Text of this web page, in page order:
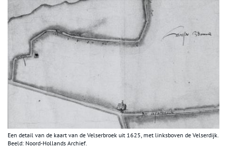
Een detail van de kaart van de Velserbroek uit 1625, met linksboven de Velserdijk.
Beeld: Noord-Hollands Archief.